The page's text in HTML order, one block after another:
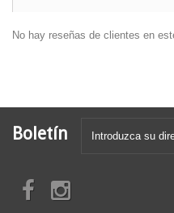
No hay reseñas de clientes en
Boletín